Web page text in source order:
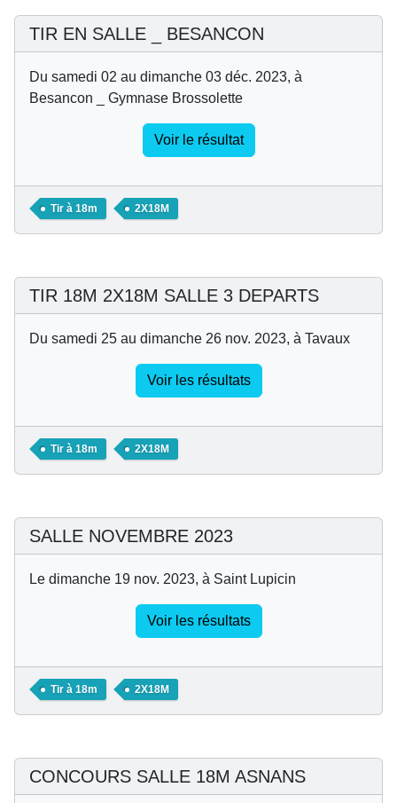
TIR EN SALLE _ BESANCON
Du samedi 02 au dimanche 03 déc. 2023, à
Besancon _ Gymnase Brossolette
Voir le résultat
Tir à 18m 2X18M
TIR 18M 2X18M SALLE 3 DEPARTS
Du samedi 25 au dimanche 26 nov. 2023, à Tavaux
Voir les résultats
Tir à 18m 2X18M
SALLE NOVEMBRE 2023
Le dimanche 19 nov. 2023, à Saint Lupicin
Voir les résultats
Tir à 18m 2X18M
CONCOURS SALLE 18M ASNANS